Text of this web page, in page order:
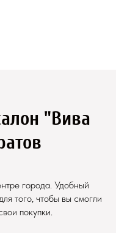
"Вива
города. Удобный
того, чтобы вы смогли
покупки.